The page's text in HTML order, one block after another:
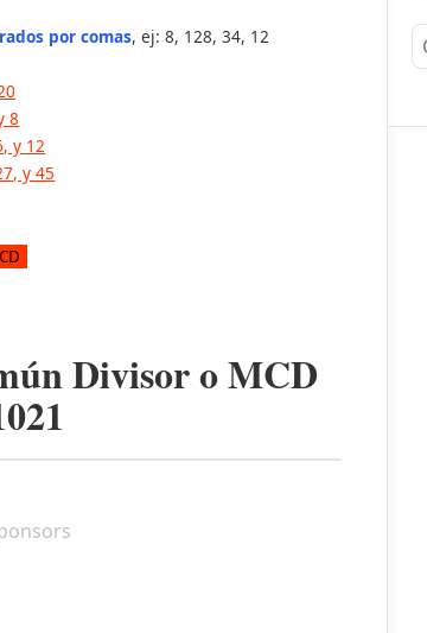
por comas, ej: 8, 128, 34, 12
8
y 12
y 45
Divisor o MCD